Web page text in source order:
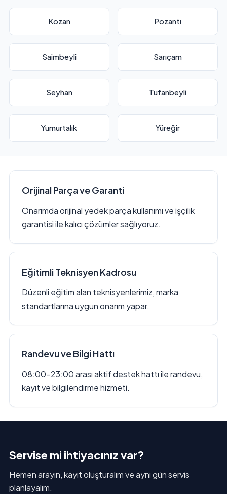
Kozan Pozantı
Saimbeyli Sarıçam
Seyhan Tufanbeyli
Yumurtalık Yüreğir
Orijinal Parça ve Garanti
Onarımda orijinal yedek parça kullanımı ve işçilik
garantisi ile kalıcı çözümler sağlıyoruz.
Eğitimli Teknisyen Kadrosu
Düzenli eğitim alan teknisyenlerimiz, marka
standartlarına uygun onarım yapar.
Randevu ve Bilgi Hattı
08:00–23:00 arası aktif destek hattı ile randevu,
kayıt ve bilgilendirme hizmeti.
Servise mi ihtiyacınız var?
Hemen arayın, kayıt oluşturalım ve aynı gün servis
planlayalım.